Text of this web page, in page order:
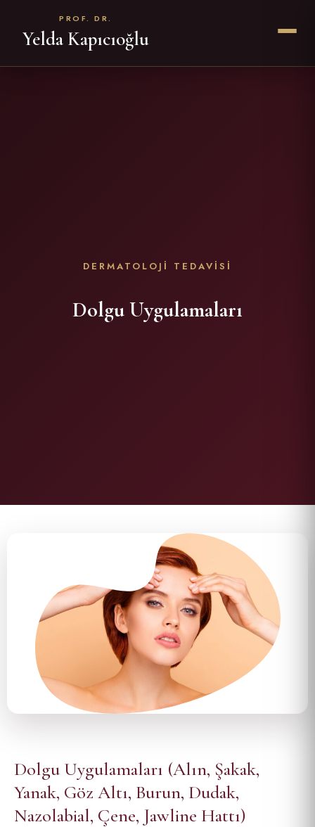
PROF. DR.
Yelda Kapıcıoğlu
DERMATOLOJİ TEDAVİSİ
Dolgu Uygulamaları
Dolgu Uygulamaları (Alın, Şakak,
Yanak, Göz Altı, Burun, Dudak,
Nazolabial, Çene, Jawline Hattı)